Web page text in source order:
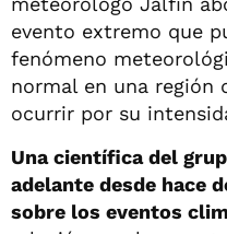
evento extremo que
fenómeno
normal en una región
ocurrir por su
Una científica del
adelante desde hace
sobre los eventos